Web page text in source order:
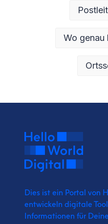
Wo genau
Dies ist ein Portal von
entwickeln digitale
Informationen für